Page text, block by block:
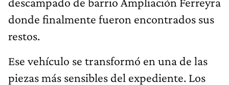
donde finalmente fueron encontrados sus
restos.
Ese vehículo se transformó en una de las
piezas más sensibles del expediente. Los